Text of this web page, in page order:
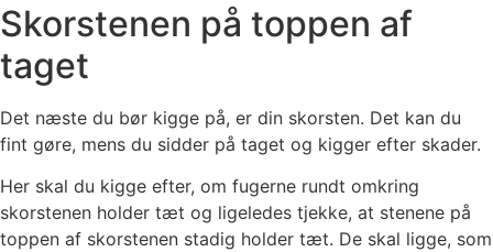
Skorstenen på toppen af
taget
Det næste du bør kigge på, er din skorsten. Det kan du
fint gøre, mens du sidder på taget og kigger efter skader.
Her skal du kigge efter, om fugerne rundt omkring
skorstenen holder tæt og ligeledes tjekke, at stenene på
toppen af skorstenen stadig holder tæt. De skal ligge, som